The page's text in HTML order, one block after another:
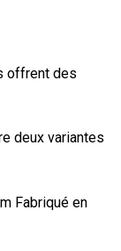
offrent des
deux variantes
Fabriqué en